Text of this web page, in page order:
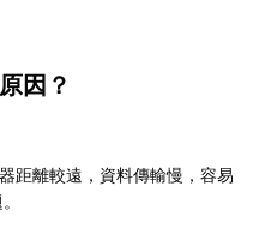
因？
距離較遠，資料傳輸慢，容易